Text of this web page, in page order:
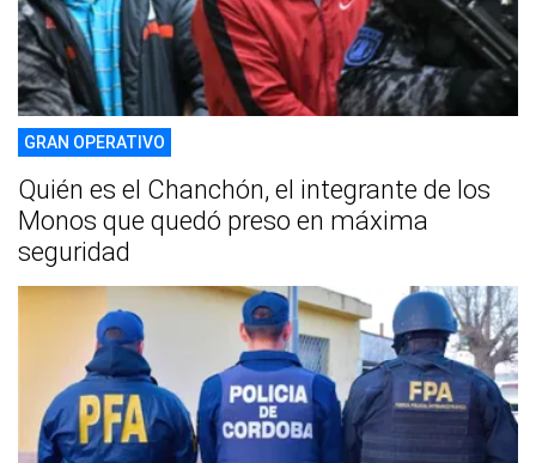
GRAN OPERATIVO
Quién es el Chanchón, el integrante de los
Monos que quedó preso en máxima
seguridad